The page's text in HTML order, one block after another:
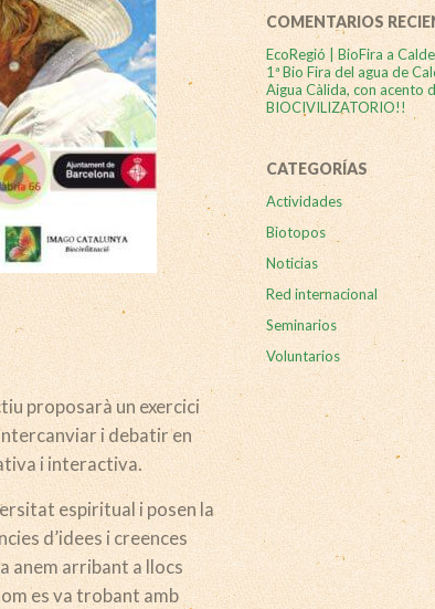
proposarà un exercici
i debatir en
i interactiva.
espiritual i posen la
d’idees i creences
anem arribant a llocs
es va trobant amb
COMENTARIOS
EcoRegió | BioFira a
1ª Bio Fira del agua de
Aigua Càlida, con acento
BIOCIVILIZATORIO!!
CATEGORÍAS
Actividades
Biotopos
Noticias
Red internacional
Seminarios
Voluntarios